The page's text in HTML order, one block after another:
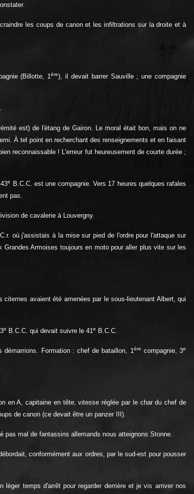
les coups de canon et les infiltrations sur la droite et à
(Billotte, 1ère), il devait barrer Sauville ; une compagnie
est) de l'étang de Gairon. Le moral était bon, mais on ne
À tel point en recherchant des renseignements et en faisant
reconnaissable ! L'erreur fut heureusement de courte durée ;
e
B.C.C. est une compagnie. Vers 17 heures quelques rafales
pas.
de cavalerie à Louvergny.
où j'assistais à la mise sur pied de l'ordre pour l'attaque sur
Armoises toujours en moto pour aller plus vite sur les
avaient été amenées par le sous-lieutenant Albert, qui
e B.C.C. qui devait suivre le 41e B.C.C.
Formation : chef de bataillon, 1ère compagnie, 3e
en A, capitaine en tête, vitesse réglée par le char du chef de
de canon (ce devait être un panzer III).
mal de fantassins allemands nous atteignons Stonne.
conformément aux ordres, par le sud-est pour pousser
temps d'arrêt pour regarder derrière et je vis arriver nos